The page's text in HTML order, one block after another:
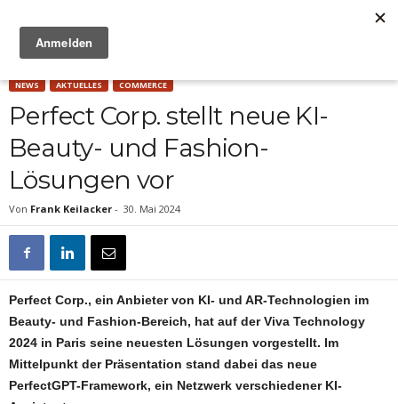
NEWS AKTUELLES COMMERCE
Perfect Corp. stellt neue KI-
Beauty- und Fashion-
Lösungen vor
Von Frank Keilacker - 30. Mai 2024
Perfect Corp., ein Anbieter von KI- und AR-Technologien im
Beauty- und Fashion-Bereich, hat auf der Viva Technology
2024 in Paris seine neuesten Lösungen vorgestellt. Im
Mittelpunkt der Präsentation stand dabei das neue
PerfectGPT-Framework, ein Netzwerk verschiedener KI-